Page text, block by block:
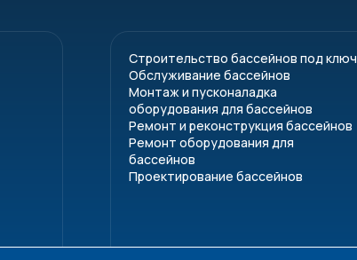
Строительство бассейнов под ключ
Обслуживание бассейнов
Монтаж и пусконаладка
оборудования для бассейнов
Ремонт и реконструкция бассейнов
Ремонт оборудования для
бассейнов
Проектирование бассейнов